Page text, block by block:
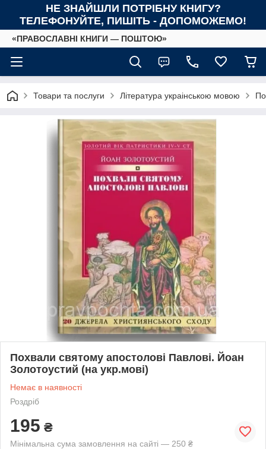
НЕ ЗНАЙШЛИ ПОТРІБНУ КНИГУ?
ТЕЛЕФОНУЙТЕ, ПИШІТЬ - ДОПОМОЖЕМО!
«ПРАВОСЛАВНІ КНИГИ — ПОШТОЮ»
Товари та послуги Література украінською мовою
Похвали святому апостолові Павлові. Йоан
Золотоустий (на укр.мові)
Немає в наявності
Роздріб
195 ₴
Мінімальна сума замовлення на сайті — 250 ₴